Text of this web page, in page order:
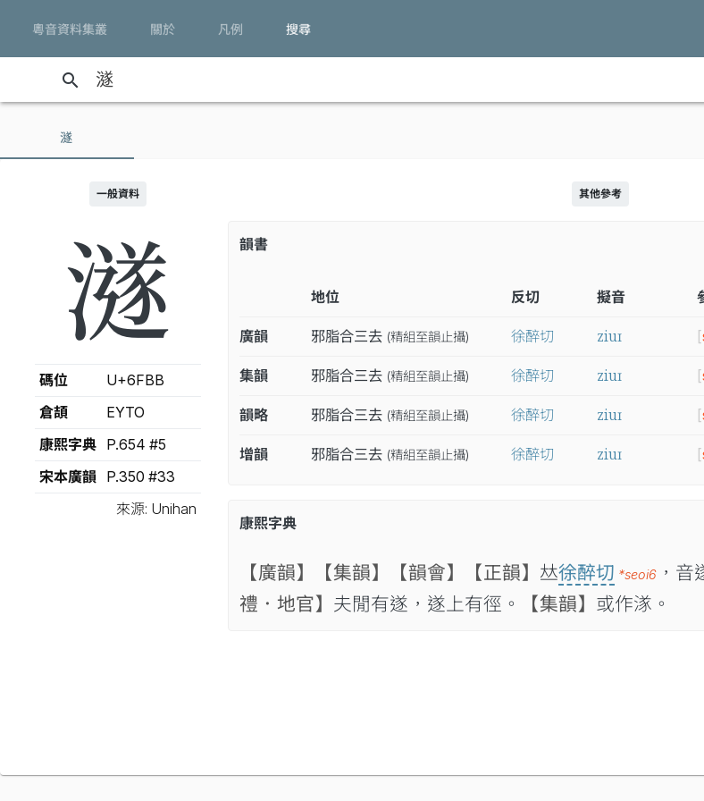
粵音資料集叢 關於 凡例 搜尋
search
澻
一般資料
澻
碼位
U+6FBB
倉頡
EYTO
康熙字典
P.654 #5
宋本廣韻
P.350 #33
來源: Unihan
其他參考
韻書
地位 反切 擬音
廣韻 邪脂合三去 (精組至韻止攝) 徐醉切 ziuɪ [
集韻 邪脂合三去 (精組至韻止攝) 徐醉切 ziuɪ [
韻略 邪脂合三去 (精組至韻止攝) 徐醉切 ziuɪ [
增韻 邪脂合三去 (精組至韻止攝) 徐醉切 ziuɪ [
康熙字典
【廣韻】 【集韻】 【韻會】 【正韻】 𠀤徐醉切 *seoi6 ，
禮．地官】 夫閒有遂，遂上有徑。 【集韻】 或作㴚。